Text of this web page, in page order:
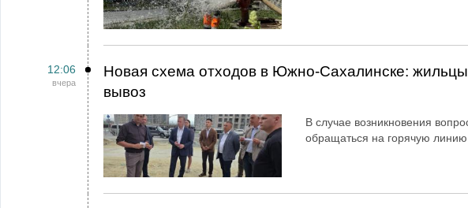
12:06
вчера
Новая схема отходов в Южно-Сахалинске:
вывоз
В случае возникновения
обращаться на горячую